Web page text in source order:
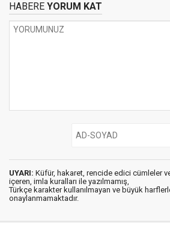
HABERE YORUM KAT
UYARI: Küfür, hakaret, rencide edici cümleler
içeren, imla kuralları ile yazılmamış,
Türkçe karakter kullanılmayan ve büyük
onaylanmamaktadır.